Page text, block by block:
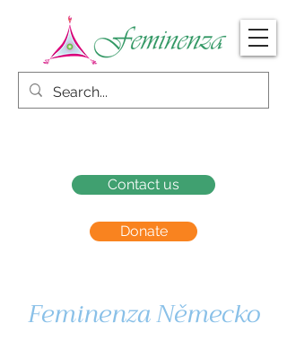
Donate
Contact us
Feminenza Německo